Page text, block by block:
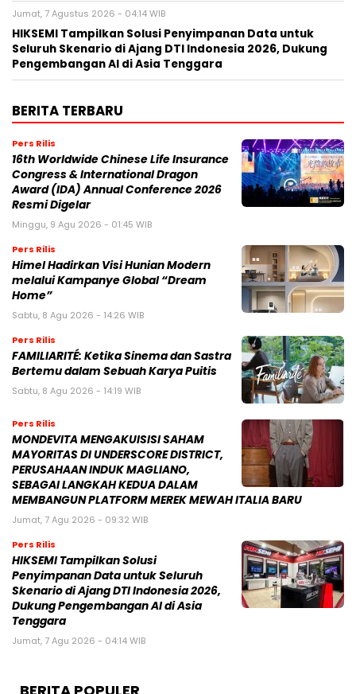
Jumat, 7 Agustus 2026 - 04:14 WIB
HIKSEMI Tampilkan Solusi Penyimpanan Data untuk
Seluruh Skenario di Ajang DTI Indonesia 2026, Dukung
Pengembangan AI di Asia Tenggara
BERITA TERBARU
Pers Rilis
16th Worldwide Chinese Life Insurance
Congress & International Dragon
Award (IDA) Annual Conference 2026
Resmi Digelar
Minggu, 9 Agu 2026 - 01:45 WIB
Pers Rilis
Himel Hadirkan Visi Hunian Modern
melalui Kampanye Global “Dream
Home”
Sabtu, 8 Agu 2026 - 14:26 WIB
Pers Rilis
FAMILIARITÉ: Ketika Sinema dan Sastra
Bertemu dalam Sebuah Karya Puitis
Sabtu, 8 Agu 2026 - 14:19 WIB
Pers Rilis
MONDEVITA MENGAKUISISI SAHAM
MAYORITAS DI UNDERSCORE DISTRICT,
PERUSAHAAN INDUK MAGLIANO,
SEBAGAI LANGKAH KEDUA DALAM
MEMBANGUN PLATFORM MEREK MEWAH ITALIA BARU
Jumat, 7 Agu 2026 - 09:32 WIB
Pers Rilis
HIKSEMI Tampilkan Solusi
Penyimpanan Data untuk Seluruh
Skenario di Ajang DTI Indonesia 2026,
Dukung Pengembangan AI di Asia
Tenggara
Jumat, 7 Agu 2026 - 04:14 WIB